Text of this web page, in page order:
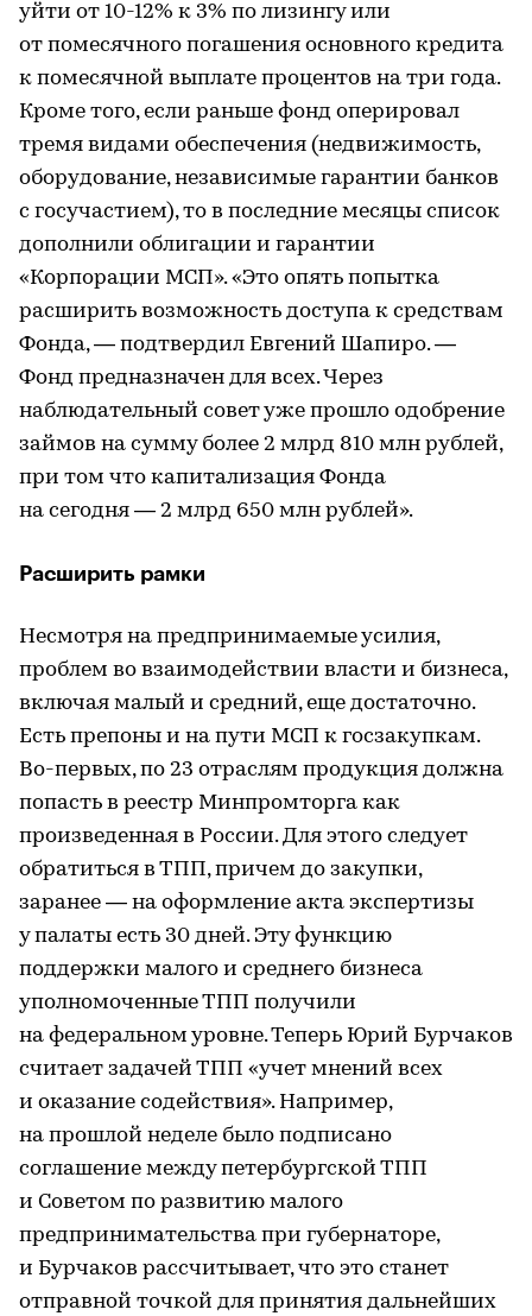
уйти от 10-12% к 3% по лизингу или
от помесячного погашения основного кредита
к помесячной выплате процентов на три года.
Кроме того, если раньше фонд оперировал
тремя видами обеспечения (недвижимость,
оборудование, независимые гарантии банков
с госучастием), то в последние месяцы список
дополнили облигации и гарантии
«Корпорации МСП». «Это опять попытка
расширить возможность доступа к средствам
Фонда, — подтвердил Евгений Шапиро. —
Фонд предназначен для всех. Через
наблюдательный совет уже прошло одобрение
займов на сумму более 2 млрд 810 млн рублей,
при том что капитализация Фонда
на сегодня — 2 млрд 650 млн рублей».
Расширить рамки
Несмотря на предпринимаемые усилия,
проблем во взаимодействии власти и бизнеса,
включая малый и средний, еще достаточно.
Есть препоны и на пути МСП к госзакупкам.
Во-первых, по 23 отраслям продукция должна
попасть в реестр Минпромторга как
произведенная в России. Для этого следует
обратиться в ТПП, причем до закупки,
заранее — на оформление акта экспертизы
у палаты есть 30 дней. Эту функцию
поддержки малого и среднего бизнеса
уполномоченные ТПП получили
на федеральном уровне. Теперь Юрий Бурчаков
считает задачей ТПП «учет мнений всех
и оказание содействия». Например,
на прошлой неделе было подписано
соглашение между петербургской ТПП
и Советом по развитию малого
предпринимательства при губернаторе,
и Бурчаков рассчитывает, что это станет
отправной точкой для принятия дальнейших